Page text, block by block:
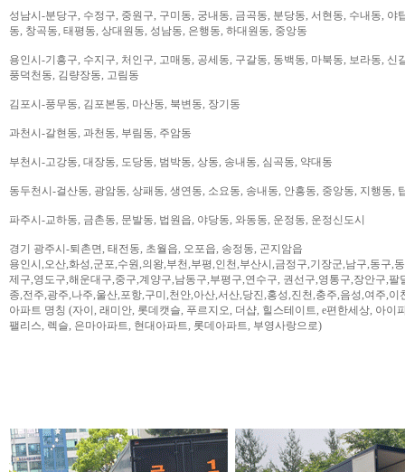
성남시-분당구, 수정구, 중원구, 구미동, 궁내동, 금곡동, 분당동, 서현동, 수내동,
동, 창곡동, 태평동, 상대원동, 성남동, 은행동, 하대원동, 중앙동
용인시-기흥구, 수지구, 처인구, 고매동, 공세동, 구갈동, 동백동, 마북동, 보라동,
풍덕천동, 김량장동, 고림동
김포시-풍무동, 김포본동, 마산동, 북변동, 장기동
과천시-갈현동, 과천동, 부림동, 주암동
부천시-고강동, 대장동, 도당동, 범박동, 상동, 송내동, 심곡동, 약대동
동두천시-걸산동, 광암동, 상패동, 생연동, 소요동, 송내동, 안흥동, 중앙동, 지행동,
파주시-교하동, 금촌동, 문발동, 법원읍, 야당동, 와동동, 운정동, 운정신도시
경기 광주시-퇴촌면, 태전동, 초월읍, 오포읍, 송정동, 곤지암읍
용인시,오산,화성,군포,수원,의왕,부천,부평,인천,부산시,금정구,기장군,남구,동구,
제구,영도구,해운대구,중구,계양구,남동구,부평구,연수구, 권선구,영통구,장안구,
종,전주,광주,나주,울산,포항,구미,천안,아산,서산,당진,홍성,진천,충주,음성,여주,이
아파트 명칭 (자이, 래미안, 롯데캣슬, 푸르지오, 더샵, 힐스테이트, e편한세상, 아이
팰리스, 렉슬, 은마아파트, 현대아파트, 롯데아파트, 부영사랑으로)